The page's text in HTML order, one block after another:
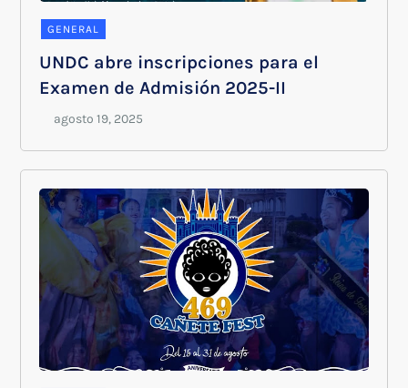
GENERAL
UNDC abre inscripciones para el
Examen de Admisión 2025-II